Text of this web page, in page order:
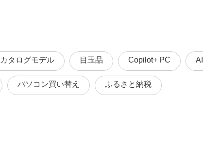
カタログモデル 目玉品 Copilot+ PC
パソコン買い替え ふるさと納税